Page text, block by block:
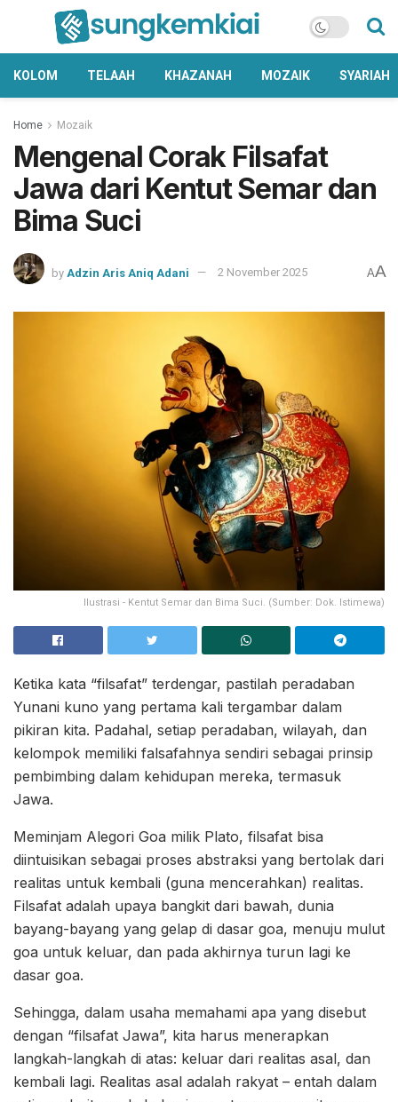
KOLOM TELAAH KHAZANAH MOZAIK SYARIAH
Home Mozaik
Mengenal Corak Filsafat
Jawa dari Kentut Semar dan
Bima Suci
by Adzin Aris Aniq Adani 2 November 2025 AA
Ilustrasi - Kentut Semar dan Bima Suci. (Sumber: Dok. Istimewa)
Ketika kata “filsafat” terdengar, pastilah peradaban
Yunani kuno yang pertama kali tergambar dalam
pikiran kita. Padahal, setiap peradaban, wilayah, dan
kelompok memiliki falsafahnya sendiri sebagai prinsip
pembimbing dalam kehidupan mereka, termasuk
Jawa.
Meminjam Alegori Goa milik Plato, filsafat bisa
diintuisikan sebagai proses abstraksi yang bertolak dari
realitas untuk kembali (guna mencerahkan) realitas.
Filsafat adalah upaya bangkit dari bawah, dunia
bayang-bayang yang gelap di dasar goa, menuju mulut
goa untuk keluar, dan pada akhirnya turun lagi ke
dasar goa.
Sehingga, dalam usaha memahami apa yang disebut
dengan “filsafat Jawa”, kita harus menerapkan
langkah-langkah di atas: keluar dari realitas asal, dan
kembali lagi. Realitas asal adalah rakyat – entah dalam